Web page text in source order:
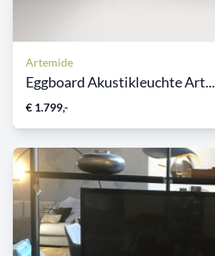
Artemide
Eggboard Akustikleuchte Art...
€ 1.799,-